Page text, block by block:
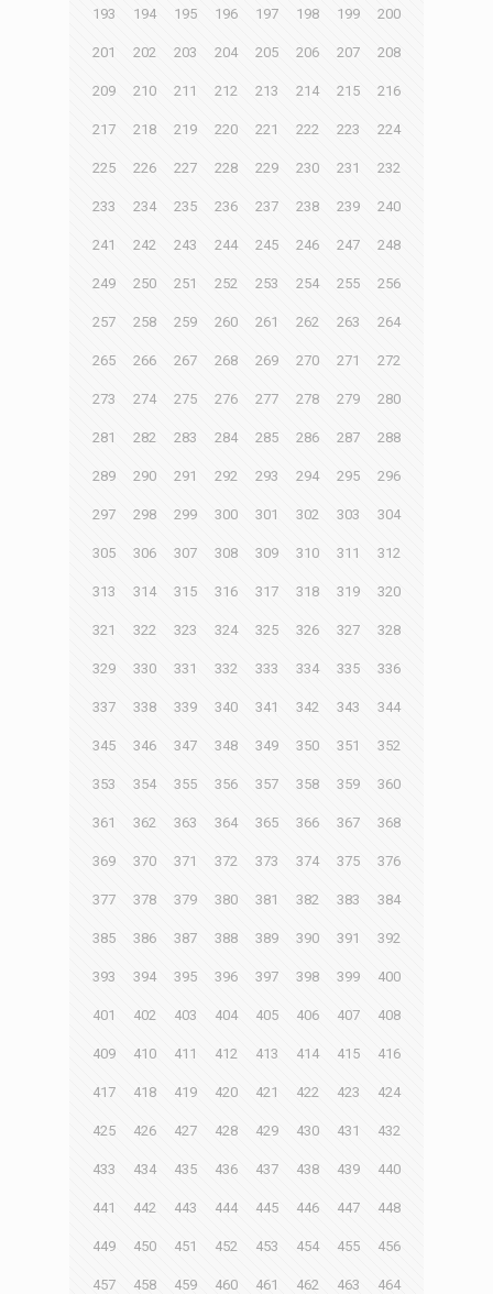
193 194 195 196 197 198 199 200
201 202 203 204 205 206 207 208
209 210 211 212 213 214 215 216
217 218 219 220 221 222 223 224
225 226 227 228 229 230 231 232
233 234 235 236 237 238 239 240
241 242 243 244 245 246 247 248
249 250 251 252 253 254 255 256
257 258 259 260 261 262 263 264
265 266 267 268 269 270 271 272
273 274 275 276 277 278 279 280
281 282 283 284 285 286 287 288
289 290 291 292 293 294 295 296
297 298 299 300 301 302 303 304
305 306 307 308 309 310 311 312
313 314 315 316 317 318 319 320
321 322 323 324 325 326 327 328
329 330 331 332 333 334 335 336
337 338 339 340 341 342 343 344
345 346 347 348 349 350 351 352
353 354 355 356 357 358 359 360
361 362 363 364 365 366 367 368
369 370 371 372 373 374 375 376
377 378 379 380 381 382 383 384
385 386 387 388 389 390 391 392
393 394 395 396 397 398 399 400
401 402 403 404 405 406 407 408
409 410 411 412 413 414 415 416
417 418 419 420 421 422 423 424
425 426 427 428 429 430 431 432
433 434 435 436 437 438 439 440
441 442 443 444 445 446 447 448
449 450 451 452 453 454 455 456
457 458 459 460 461 462 463 464